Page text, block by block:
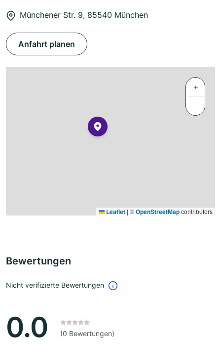
Münchener Str. 9, 85540 München
Anfahrt planen
+
−
Leaflet | ©OpenStreetMapcontributors
Bewertungen
Nicht verifizierte Bewertungen
0.0 (0 Bewertungen)